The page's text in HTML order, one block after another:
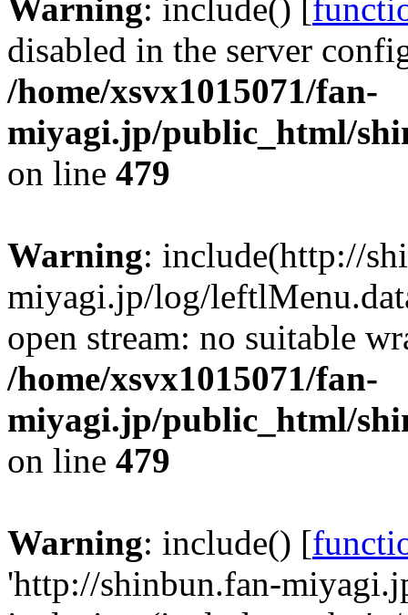
Warning: include() [
disabled in the server
/home/xsvx1015071/fan-
miyagi.jp/public_html/
on line 479
Warning: include(http://
miyagi.jp/log/
open stream: no suitable
/home/xsvx1015071/fan-
miyagi.jp/public_html/
on line 479
Warning: include() [
'http://shinbun.fan-